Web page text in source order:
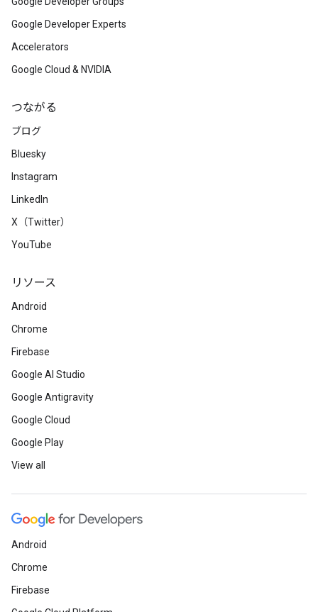
Google Developer Experts
Accelerators
Google Cloud & NVIDIA
つながる
ブログ
Bluesky
Instagram
LinkedIn
X（Twitter）
YouTube
リソース
Android
Chrome
Firebase
Google AI Studio
Google Antigravity
Google Cloud
Google Play
View all
Android
Chrome
Firebase